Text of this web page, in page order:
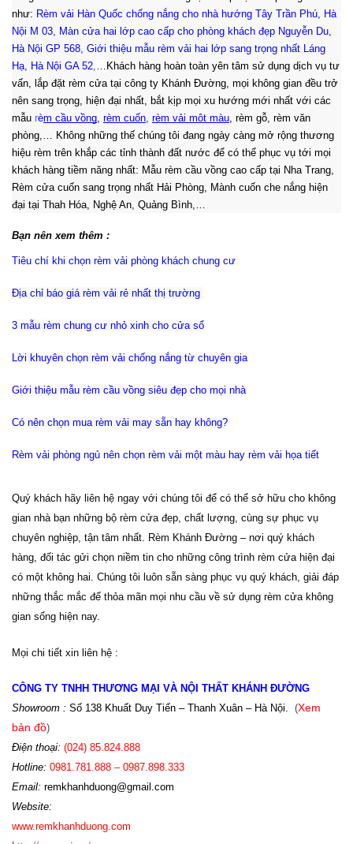
như: Rèm vải Hàn Quốc chống nắng cho nhà hướng Tây Trần Phú, Hà
Nội M 03, Màn cửa hai lớp cao cấp cho phòng khách đẹp Nguyễn Du,
Hà Nội GP 568, Giới thiệu mẫu rèm vải hai lớp sang trọng nhất Láng
Hạ, Hà Nội GA 52,… Khách hàng hoàn toàn yên tâm sử dụng dịch vụ tư
vấn, lắp đặt rèm cửa tại công ty Khánh Đường, mọi không gian đều trở
nên sang trọng, hiện đại nhất, bắt kịp mọi xu hướng mới nhất với các
mẫu rèm cầu vồng, rèm cuốn, rèm vải một màu, rèm gỗ, rèm văn
phòng,… Không những thế chúng tôi đang ngày càng mở rộng thương
hiệu rèm trên khắp các tỉnh thành đất nước để có thể phục vụ tới mọi
khách hàng tiềm năng nhất: Mẫu rèm cầu vồng cao cấp tại Nha Trang,
Rèm cửa cuốn sang trọng nhất Hải Phòng, Mành cuốn che nắng hiện
đại tại Thah Hóa, Nghệ An, Quảng Bình,…
Bạn nên xem thêm :
Tiêu chí khi chọn rèm vải phòng khách chung cư
Địa chỉ báo giá rèm vải rẻ nhất thị trường
3 mẫu rèm chung cư nhỏ xinh cho cửa sổ
Lời khuyên chọn rèm vải chống nắng từ chuyên gia
Giới thiệu mẫu rèm cầu vồng siêu đẹp cho mọi nhà
Có nên chọn mua rèm vải may sẵn hay không?
Rèm vải phòng ngủ nên chọn rèm vải một màu hay rèm vải họa tiết
Quý khách hãy liên hệ ngay với chúng tôi để có thể sở hữu cho không
gian nhà bạn những bộ rèm cửa đẹp, chất lượng, cùng sự phục vụ
chuyên nghiệp, tận tâm nhất. Rèm Khánh Đường – nơi quý khách
hàng, đối tác gửi chọn niềm tin cho những công trình rèm cửa hiện đại
có một không hai. Chúng tôi luôn sẵn sàng phục vụ quý khách, giải đáp
những thắc mắc để thỏa mãn mọi nhu cầu về sử dụng rèm cửa không
gian sống hiện nay.
Mọi chi tiết xin liên hệ :
CÔNG TY TNHH THƯƠNG MẠI VÀ NỘI THẤT KHÁNH ĐƯỜNG
Showroom : Số 138 Khuất Duy Tiến – Thanh Xuân – Hà Nội. (Xem
bản đồ)
Điện thoại: (024) 85.824.888
Hotline: 0981.781.888 – 0987.898.333
Email: remkhanhduong@gmail.com
Website:
www.remkhanhduong.com